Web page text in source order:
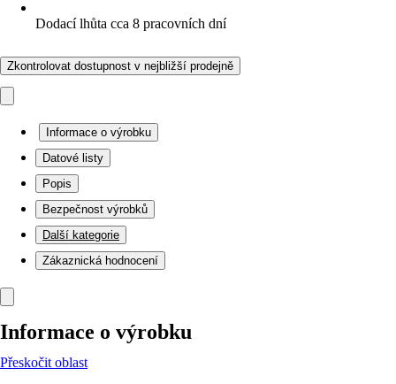
Dodací lhůta cca 8 pracovních dní
Zkontrolovat dostupnost v nejbližší prodejně
Informace o výrobku
Datové listy
Popis
Bezpečnost výrobků
Další kategorie
Zákaznická hodnocení
Informace o výrobku
Přeskočit oblast